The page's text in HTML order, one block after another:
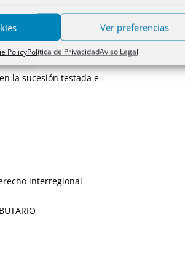
Ver preferencias
PolicyPolítica de PrivacidadAviso Legal
la sucesión testada e
interregional